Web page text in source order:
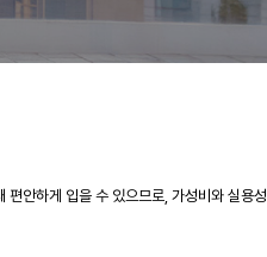
안하게 입을 수 있으므로, 가성비와 실용성